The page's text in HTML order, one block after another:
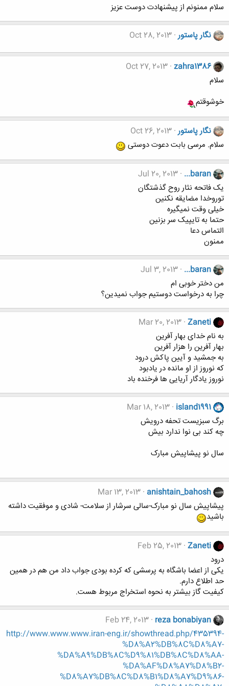
سلام ممنونم از پیشنهادت دوست عزیز
نگار پاستور Oct 28, 2013
zahra1386
Oct 27, 2013
سلام
خوشوقتم
نگار پاستور Oct 26, 2013
سلام. مرسی بابت دعوت دوستی
...baran
Jul 20, 2013
یک فاتحه نثار روح گذشتگان
توروخدا مضایقه نکنین
خیلی وقت نمیگیره
حتما به تایپیک سر بزنین
التماس دعا
ممنون
...baran
Jul 3, 2013
من دختر خوبی ام
چرا به درخواست دوستیم جواب نمیدین؟
Zaneti
Mar 20, 2013
به نام خدای بهار آفرین
بهار آفرین را هزار آفرین
به جمشید و آیین پاکش درود
که نوروز از او مانده در یادبود
نوروز یادگار آریایی ها فرخنده باد
island1991
Mar 18, 2013
برگ سبزیست تحفه درویش
چه کند بی نوا ندارد بیش
سال نو پیشاپیش مبارک
anishtain_bahosh
Mar 13, 2013
پیشاپیش سال نو مبارک-سالی سرشار از سلامت- شادی و موفقیت داشته
باشید
Zaneti
Feb 25, 2013
درود
یکی از اعضا باشگاه به پرسشی که کرده بودی جواب داد من هم در همین
حد اطلاع دارم.
کیفیت گاز بیشتر به نحوه استخراج مربوط هست.
reza bonabiyan
Feb 24, 2013
http://www.www.www.iran-eng.ir/showthread.php/435394-
%D8%A2%DB%8C%D8%A7-
%DA%A9%DB%8C%D9%81%DB%8C%D8%AA-
%DA%AF%D8%A7%D8%B2-
%D8%A7%DB%8C%D8%B1%D8%A7%D9%86-